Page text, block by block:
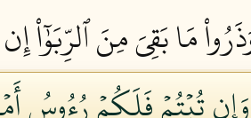
مَا بَقِيَ مِنَ ٱلرِّبَوٰٓاْ إِن
وَإِن تُبۡتُمۡ فَلَكُمۡ